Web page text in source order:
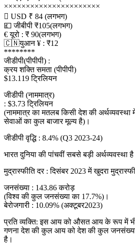
××××××××××××××××××××××
 USD ₹ 84 (लगभग)
💷 जीबीपी ₹105(लगभग)
€ यूरो : ₹ 90(लगभग)
🇨🇳युआन ¥ : ₹12
********
जीडीपी(पीपीपी) :
क्रय शक्ति समता (पीपीपी)
$13.119 ट्रिलियन
जीडीपी (नाममात्र)
: $3.73 ट्रिलियन
(नाममात्र का मतलब किसी देश की
सेवाओं का कुल बाजार मूल्य है)।
जीडीपी वृद्धि : 8.4% (Q3 2023-24)
भारत दुनिया की पांचवीं सबसे बड़ी अर्थव्यवस्था
मुद्रास्फीति दर : दिसंबर 2023 में खुदरा
जनसंख्या : 143.86 करोड़
(विश्व की कुल जनसंख्या का 17.7%)।
बेरोजगारी : 10.09% (अक्टूबर2023)
प्रति व्यक्ति: इस आय को औसत आय के रूप में भी
गणना देश की कुल आय को देश की कुल जनसंख्या
है।